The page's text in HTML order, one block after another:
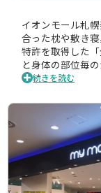
イオンモール札
合った枕や敷き
特許を取得した
と身体の部位毎
「敷き寝具」をご
めのアイテムが
続きを読む